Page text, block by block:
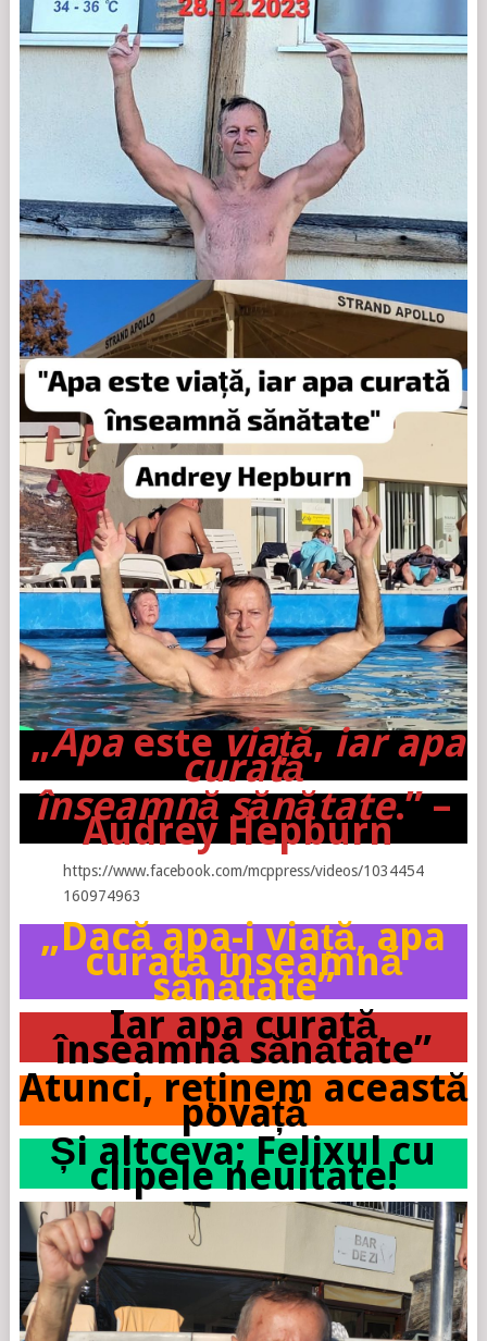
„Apaesteviață,iar apa
curată
înseamnă sănătate.” –
Audrey Hepburn
https://www.facebook.com/mcppress/videos/1034454
160974963
„Dacă apa-i viață, apa
curată înseamnă
sănătate”
Iar apa curată
înseamnă sănătate”
Atunci, reținem această
povață
Și altceva; Felixul cu
clipele neuitate!